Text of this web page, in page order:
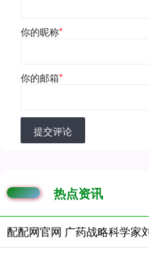
你的昵称*
你的邮箱*
提交评论
热点资讯